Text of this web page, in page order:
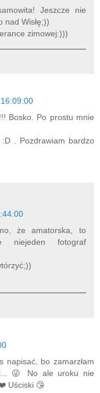
Jeszcze nie
nad Wisłę;))
zimowej:)))
Bosko. Po prostu mnie
. Pozdrawiam bardzo
że amatorska, to
niejeden fotograf
bo zamarzłam
😜 No ale uroku nie
Uściski 😘